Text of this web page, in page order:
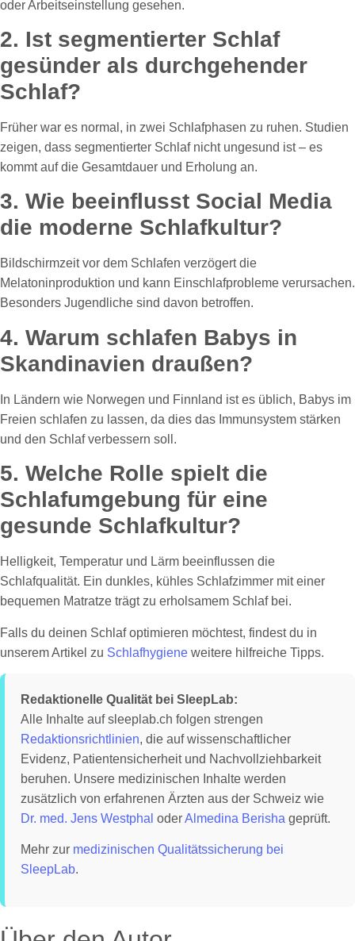
oder Arbeitseinstellung gesehen.
2. Ist segmentierter Schlaf
gesünder als durchgehender
Schlaf?
Früher war es normal, in zwei Schlafphasen zu ruhen. Studien
zeigen, dass segmentierter Schlaf nicht ungesund ist – es
kommt auf die Gesamtdauer und Erholung an.
3. Wie beeinflusst Social Media
die moderne Schlafkultur?
Bildschirmzeit vor dem Schlafen verzögert die
Melatoninproduktion und kann Einschlafprobleme verursachen.
Besonders Jugendliche sind davon betroffen.
4. Warum schlafen Babys in
Skandinavien draußen?
In Ländern wie Norwegen und Finnland ist es üblich, Babys im
Freien schlafen zu lassen, da dies das Immunsystem stärken
und den Schlaf verbessern soll.
5. Welche Rolle spielt die
Schlafumgebung für eine
gesunde Schlafkultur?
Helligkeit, Temperatur und Lärm beeinflussen die
Schlafqualität. Ein dunkles, kühles Schlafzimmer mit einer
bequemen Matratze trägt zu erholsamem Schlaf bei.
Falls du deinen Schlaf optimieren möchtest, findest du in
unserem Artikel zu Schlafhygiene weitere hilfreiche Tipps.
Redaktionelle Qualität bei SleepLab:
Alle Inhalte auf sleeplab.ch folgen strengen
Redaktionsrichtlinien, die auf wissenschaftlicher
Evidenz, Patientensicherheit und Nachvollziehbarkeit
beruhen. Unsere medizinischen Inhalte werden
zusätzlich von erfahrenen Ärzten aus der Schweiz wie
Dr. med. Jens Westphal oderAlmedina Berisha geprüft.
Mehr zur medizinischen Qualitätssicherung bei
SleepLab.